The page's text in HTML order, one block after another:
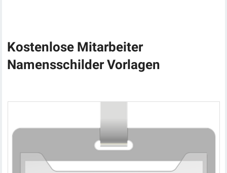
Kostenlose Mitarbeiter
Namensschilder Vorlagen